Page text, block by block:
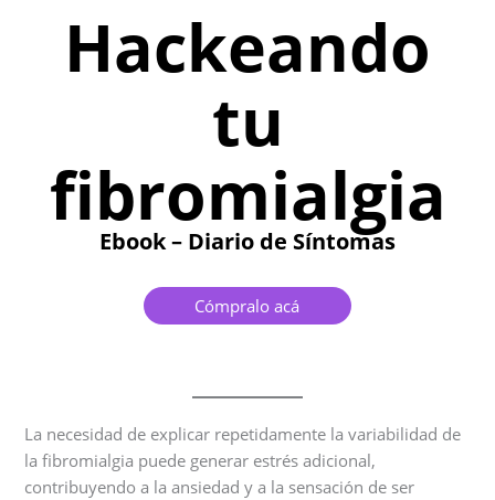
Hackeando
tu
fibromialgia
Ebook – Diario de Síntomas
Cómpralo acá
La necesidad de explicar repetidamente la variabilidad de
la fibromialgia puede generar estrés adicional,
contribuyendo a la ansiedad y a la sensación de ser